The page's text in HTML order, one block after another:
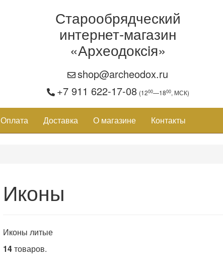
Старообрядческий
интернет-магазин
«Археодоксiя»
shop@archeodox.ru
+7 911 622-17-08 (1200—1800, МСК)
Оплата Доставка О магазине Контакты
Иконы
Иконы литые
14товаров.